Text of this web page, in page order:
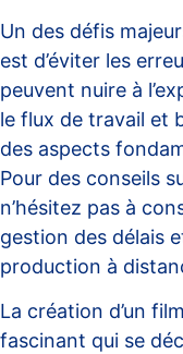
Un des défis
est d’éviter les
peuvent nuire à
le flux de travail et
des aspects
Pour des conseils
n’hésitez pas à
gestion des délais
production à
La création d’un
fascinant qui se